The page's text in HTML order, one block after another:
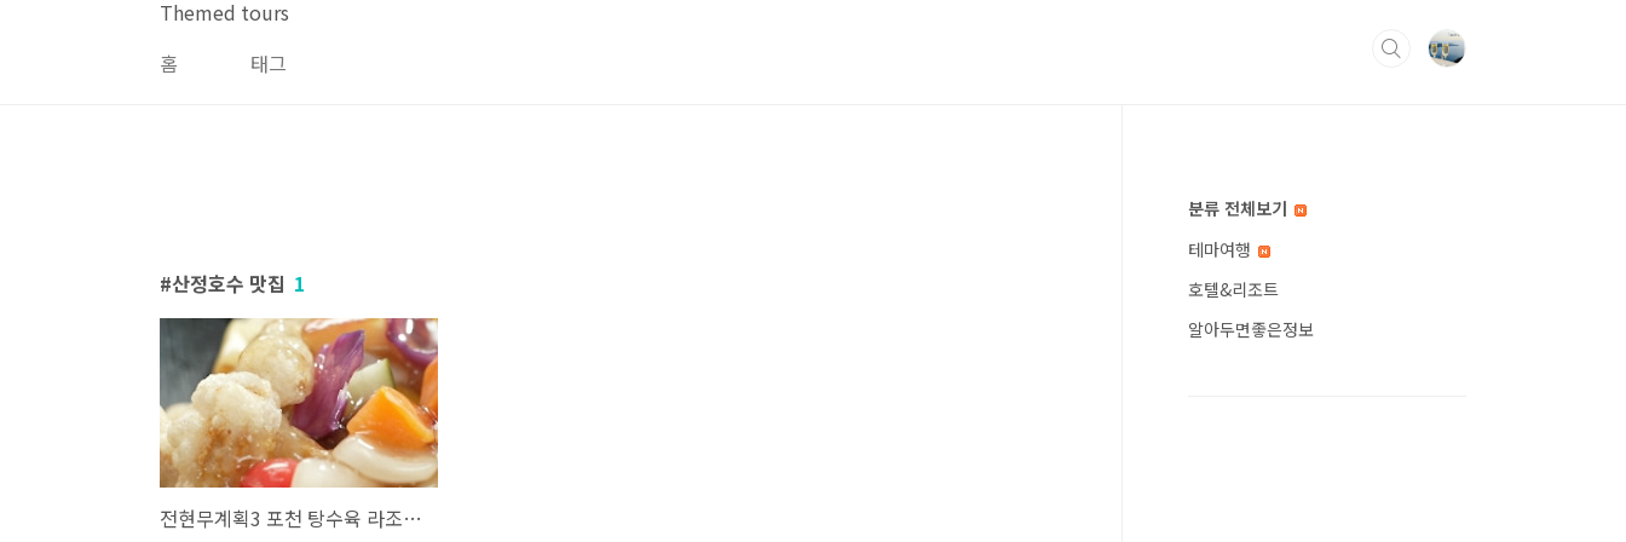
Themed tours
홈
태그
산정호수 맛집 1
전현무계획3 포천 탕수육 라조육 중국집 중식당 맛집 위치 및 여행팁
분류 전체보기
테마여행
호텔&리조트
알아두면좋은정보